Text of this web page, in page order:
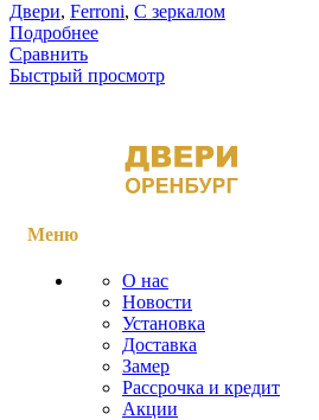
Двери, Ferroni, С зеркалом
Подробнее
Сравнить
Быстрый просмотр
Меню
О нас
Новости
Установка
Доставка
Замер
Рассрочка и кредит
Акции